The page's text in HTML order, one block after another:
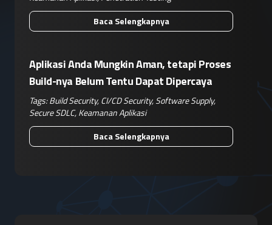
Baca Selengkapnya
Aplikasi Anda Mungkin Aman, tetapi Proses
Build-nya Belum Tentu Dapat Dipercaya
Tags:Build Security,CI/CD Security,Software Supply,
Secure SDLC,Keamanan Aplikasi
Baca Selengkapnya